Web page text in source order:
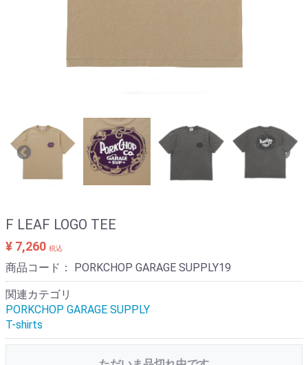
F LEAF LOGO TEE
¥ 7,260 税込
商品コード： PORKCHOP GARAGE SUPPLY19
関連カテゴリ
PORKCHOP GARAGE SUPPLY
T-shirts